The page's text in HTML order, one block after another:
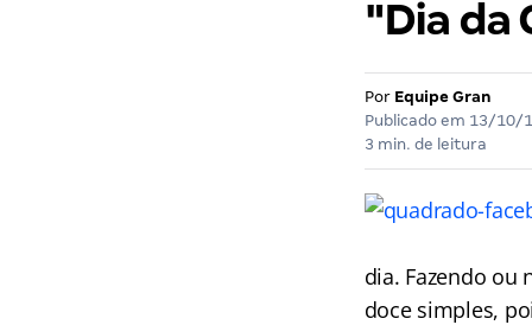
"Dia da
Por Equipe Gran
Publicado em 13/10/
3 min. de leitura
dia. Fazendo ou
doce simples,